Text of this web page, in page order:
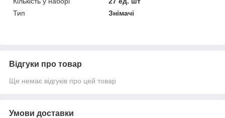
Тип
Знімачі
Відгуки про товар
Ще немає відгуків про цей товар
Умови доставки